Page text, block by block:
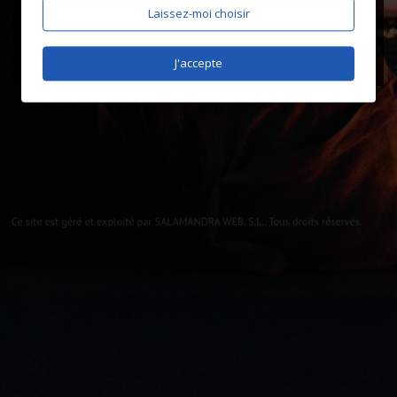
Laissez-moi choisir
J'accepte